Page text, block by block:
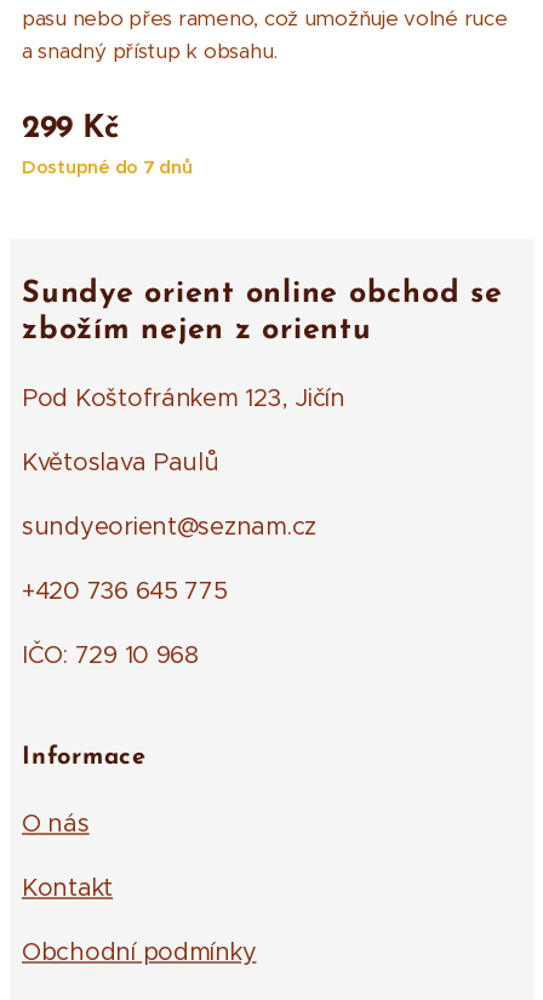
pasu nebo přes rameno, což umožňuje volné ruce
a snadný přístup k obsahu.
299 Kč
Dostupné do 7 dnů
Sundye orient online obchod se
zbožím nejen z orientu
Pod Koštofránkem 123, Jičín
Květoslava Paulů
sundyeorient@seznam.cz
+420 736 645 775
IČO: 729 10 968
Informace
O nás
Kontakt
Obchodní podmínky